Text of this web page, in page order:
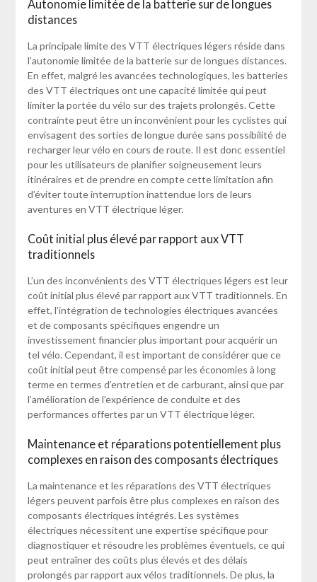
Autonomie limitée de la batterie sur de longues
distances
La principale limite des VTT électriques légers réside dans
l’autonomie limitée de la batterie sur de longues distances.
En effet, malgré les avancées technologiques, les batteries
des VTT électriques ont une capacité limitée qui peut
limiter la portée du vélo sur des trajets prolongés. Cette
contrainte peut être un inconvénient pour les cyclistes qui
envisagent des sorties de longue durée sans possibilité de
recharger leur vélo en cours de route. Il est donc essentiel
pour les utilisateurs de planifier soigneusement leurs
itinéraires et de prendre en compte cette limitation afin
d’éviter toute interruption inattendue lors de leurs
aventures en VTT électrique léger.
Coût initial plus élevé par rapport aux VTT
traditionnels
L’un des inconvénients des VTT électriques légers est leur
coût initial plus élevé par rapport aux VTT traditionnels. En
effet, l’intégration de technologies électriques avancées
et de composants spécifiques engendre un
investissement financier plus important pour acquérir un
tel vélo. Cependant, il est important de considérer que ce
coût initial peut être compensé par les économies à long
terme en termes d’entretien et de carburant, ainsi que par
l’amélioration de l’expérience de conduite et des
performances offertes par un VTT électrique léger.
Maintenance et réparations potentiellement plus
complexes en raison des composants électriques
La maintenance et les réparations des VTT électriques
légers peuvent parfois être plus complexes en raison des
composants électriques intégrés. Les systèmes
électriques nécessitent une expertise spécifique pour
diagnostiquer et résoudre les problèmes éventuels, ce qui
peut entraîner des coûts plus élevés et des délais
prolongés par rapport aux vélos traditionnels. De plus, la